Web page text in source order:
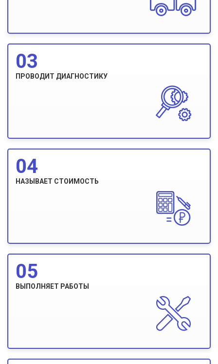
03
ПРОВОДИТ ДИАГНОСТИКУ
04
НАЗЫВАЕТ СТОИМОСТЬ
05
ВЫПОЛНЯЕТ РАБОТЫ